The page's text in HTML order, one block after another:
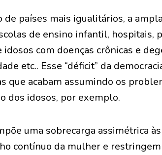
países mais igualitários, a
de ensino infantil, hospitais,
com doenças crônicas e
etc.. Esse “déficit” da
que acabam assumindo os
dos idosos, por exemplo.
uma sobrecarga assimétrica
contínuo da mulher e restringem